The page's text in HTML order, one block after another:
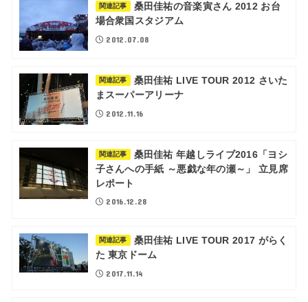
関連記事
桑田佳祐の音楽寅さん 2012 お台
場合衆国スタジアム
2012.07.08
関連記事
桑田佳祐 LIVE TOUR 2012 さいた
まスーパーアリーナ
2012.11.16
関連記事
桑田佳祐 年越しライブ2016「ヨシ
子さんへの手紙 ～悪戯な年の瀬～」 立見席
レポート
2016.12.28
関連記事
桑田佳祐 LIVE TOUR 2017 がらく
た 東京ドーム
2017.11.14